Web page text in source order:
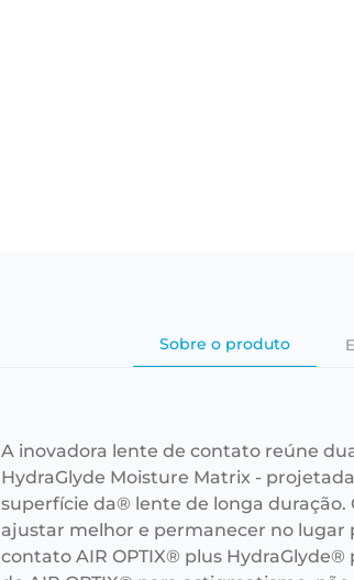
Sobre o produto
A inovadora lente de contato reúne
HydraGlyde Moisture Matrix -
superfície da® lente de longa duração.
ajustar melhor e permanecer no lugar
contato AIR OPTIX® plus